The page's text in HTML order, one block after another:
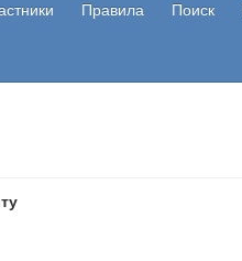
Правила Поиск